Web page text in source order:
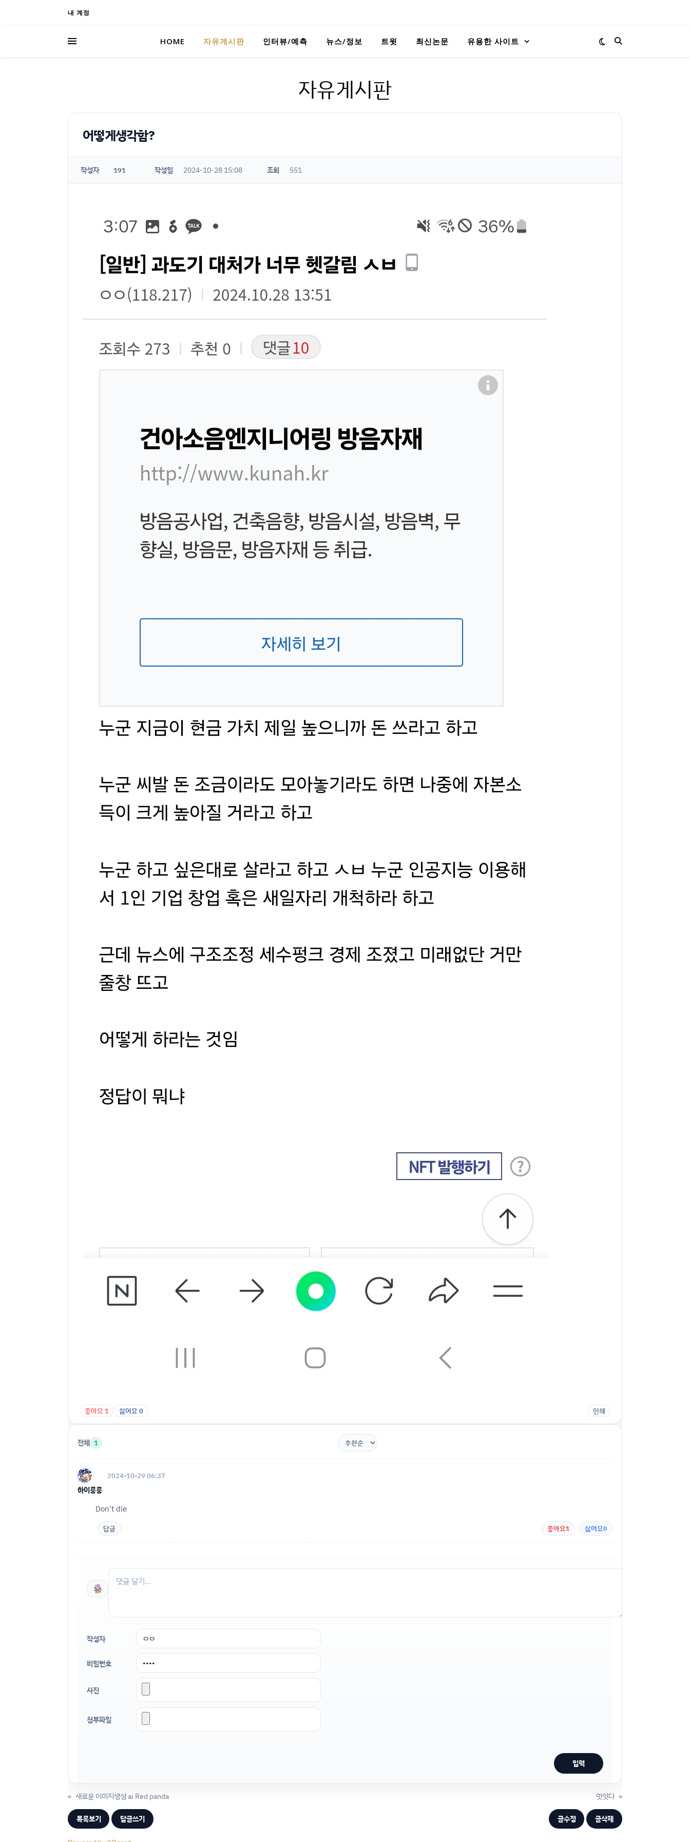
내 계정
HOME 자유게시판 인터뷰/예측 뉴스/정보 트윗 최신논문 유용한 사이트
자유게시판
어떻게생각함?
작성자 191 작성일 2024-10-28 15:08 조회 551
좋아요1 싫어요0 인쇄
전체 1
하이룽룽
2024-10-29 06:37
Don't die
답글 좋아요1 싫어요0
작성자
비밀번호
사진
첨부파일
« 새로운 이미지생성 ai Red panda 멋잇다 »
목록보기 답글쓰기 글수정 글삭제